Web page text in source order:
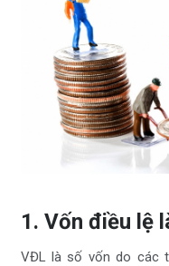
1. Vốn điều lệ
VĐL là số vốn do các